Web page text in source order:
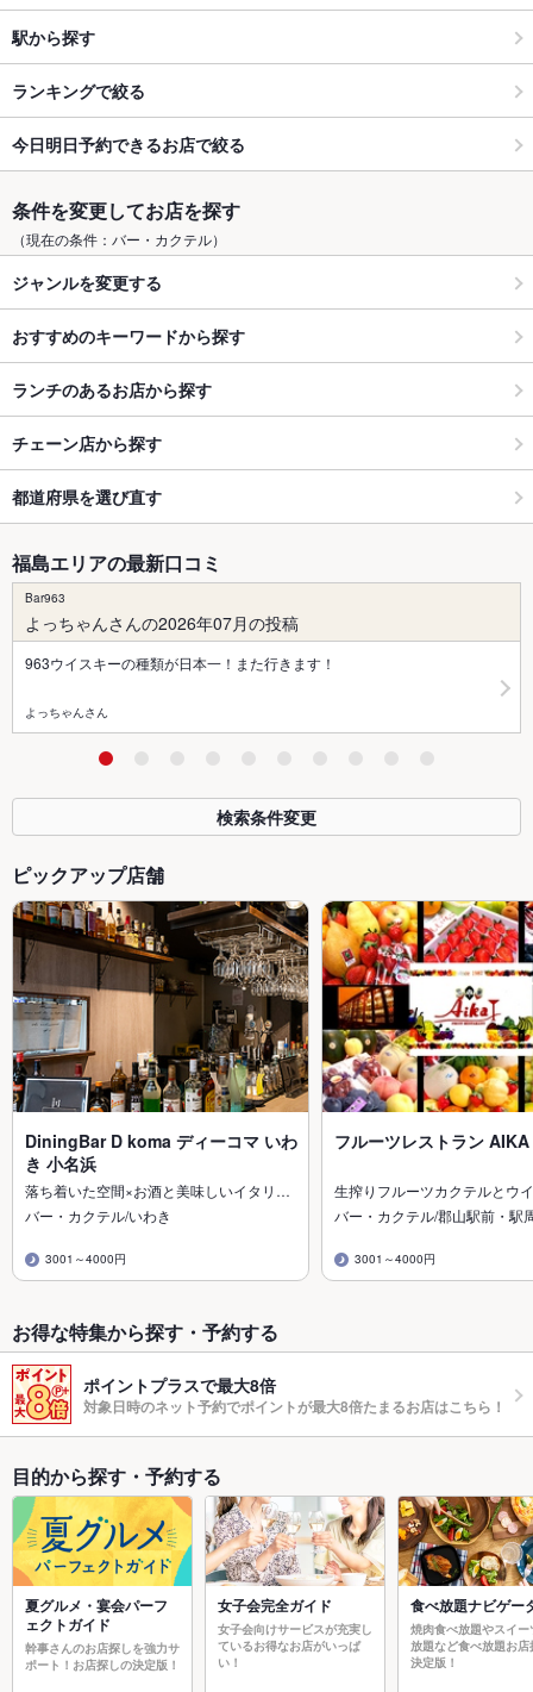
駅から探す
ランキングで絞る
今日明日予約できるお店で絞る
条件を変更してお店を探す
（現在の条件：バー・カクテル）
ジャンルを変更する
おすすめのキーワードから探す
ランチのあるお店から探す
チェーン店から探す
都道府県を選び直す
福島エリアの最新口コミ
Bar963
よっちゃんさんの2026年07月の投稿
963ウイスキーの種類が日本一！また行きます！
よっちゃんさん
検索条件変更
ピックアップ店舗
DiningBar D koma ディーコマ いわ
き 小名浜
落ち着いた空間×お酒と美味しいイタリ…
バー・カクテル/いわき
3001～4000円
フルーツレストラン AIKA
生搾りフルーツカクテルとウ
バー・カクテル/郡山駅前・駅
3001～4000円
お得な特集から探す・予約する
ポイントプラスで最大8倍
対象日時のネット予約でポイントが最大8倍たまるお店はこちら！
目的から探す・予約する
夏グルメ・宴会パーフ
ェクトガイド
幹事さんのお店探しを強力サ
ポート！お店探しの決定版！
女子会完全ガイド
女子会向けサービスが充実し
ているお得なお店がいっぱ
い！
食べ放題ナビゲー
焼肉食べ放題やスイー
放題など食べ放題お店
決定版！